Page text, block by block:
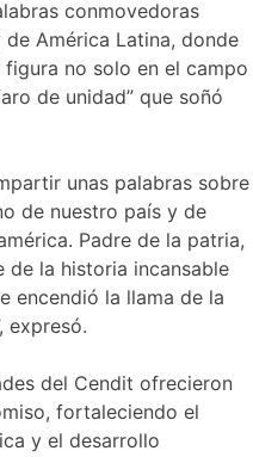
conmovedoras
América Latina, donde
no solo en el campo
de unidad” que soñó
unas palabras sobre
de nuestro país y de
Padre de la patria,
la historia incansable
encendió la llama de la
expresó.
del Cendit ofrecieron
fortaleciendo el
y el desarrollo